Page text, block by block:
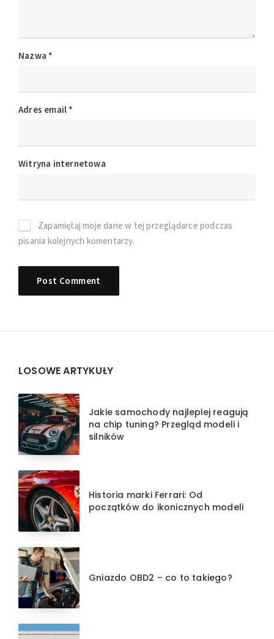
Nazwa *
Adres email *
Witryna internetowa
Zapamiętaj moje dane w tej przeglądarce podczas
pisania kolejnych komentarzy.
Widgets
LOSOWE ARTYKUŁY
Jakie samochody najlepiej reagują
na chip tuning? Przegląd modeli i
silników
Historia marki Ferrari: Od
początków do ikonicznych modeli
Gniazdo OBD2 – co to takiego?